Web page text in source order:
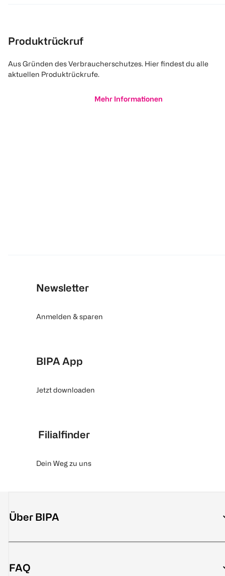
Produktrückruf
Aus Gründen des Verbraucherschutzes. Hier findest du alle
aktuellen Produktrückrufe.
Mehr Informationen
Newsletter
Anmelden & sparen
BIPA App
Jetzt downloaden
Filialfinder
Dein Weg zu uns
Über BIPA
FAQ